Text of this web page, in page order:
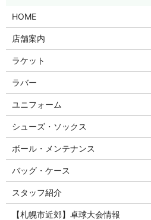
HOME
店舗案内
ラケット
ラバー
ユニフォーム
シューズ・ソックス
ボール・メンテナンス
バッグ・ケース
スタッフ紹介
【札幌市近郊】卓球大会情報